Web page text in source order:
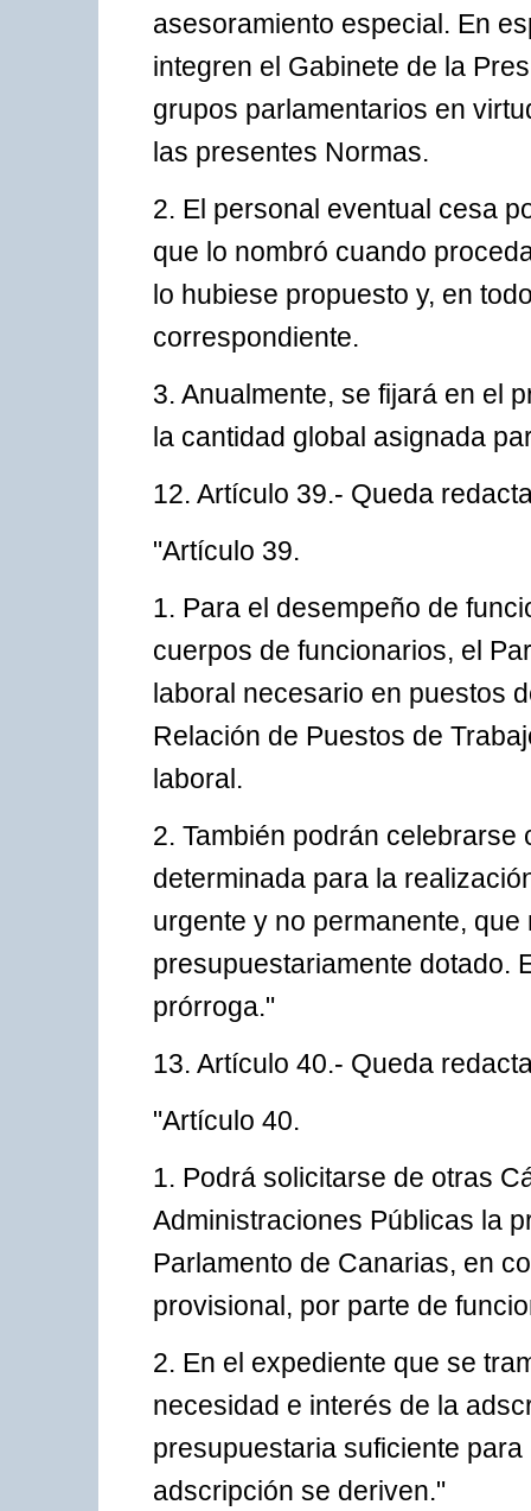
asesoramiento especial. En
integren el Gabinete de la
grupos parlamentarios en
las presentes Normas.
2. El personal eventual cesa
que lo nombró cuando
lo hubiese propuesto y, en
correspondiente.
3. Anualmente, se fijará en el
la cantidad global asignada
12. Artículo 39.- Queda
"Artículo 39.
1. Para el desempeño de
cuerpos de funcionarios, el
laboral necesario en puestos
Relación de Puestos de
laboral.
2. También podrán
determinada para la
urgente y no permanente,
presupuestariamente dotado.
prórroga."
13. Artículo 40.- Queda
"Artículo 40.
1. Podrá solicitarse de otras
Administraciones Públicas la
Parlamento de Canarias, en
provisional, por parte de
2. En el expediente que se
necesidad e interés de la
presupuestaria suficiente
adscripción se deriven."